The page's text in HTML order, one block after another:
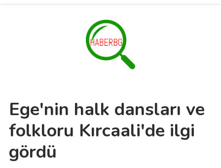
Ege'nin halk dansları ve
folkloru Kırcaali'de ilgi
gördü